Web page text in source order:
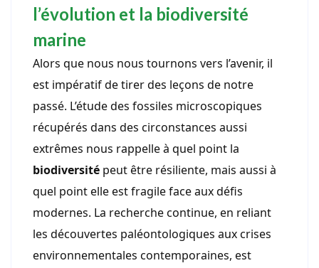
l’évolution et la biodiversité
marine
Alors que nous nous tournons vers l’avenir, il
est impératif de tirer des leçons de notre
passé. L’étude des fossiles microscopiques
récupérés dans des circonstances aussi
extrêmes nous rappelle à quel point la
biodiversité peut être résiliente, mais aussi à
quel point elle est fragile face aux défis
modernes. La recherche continue, en reliant
les découvertes paléontologiques aux crises
environnementales contemporaines, est